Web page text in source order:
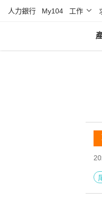
人力銀行 My104 工作